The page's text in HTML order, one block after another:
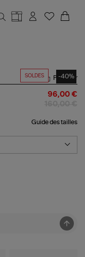
SOLDES -40%
Partager
96,00 €
Guide des tailles